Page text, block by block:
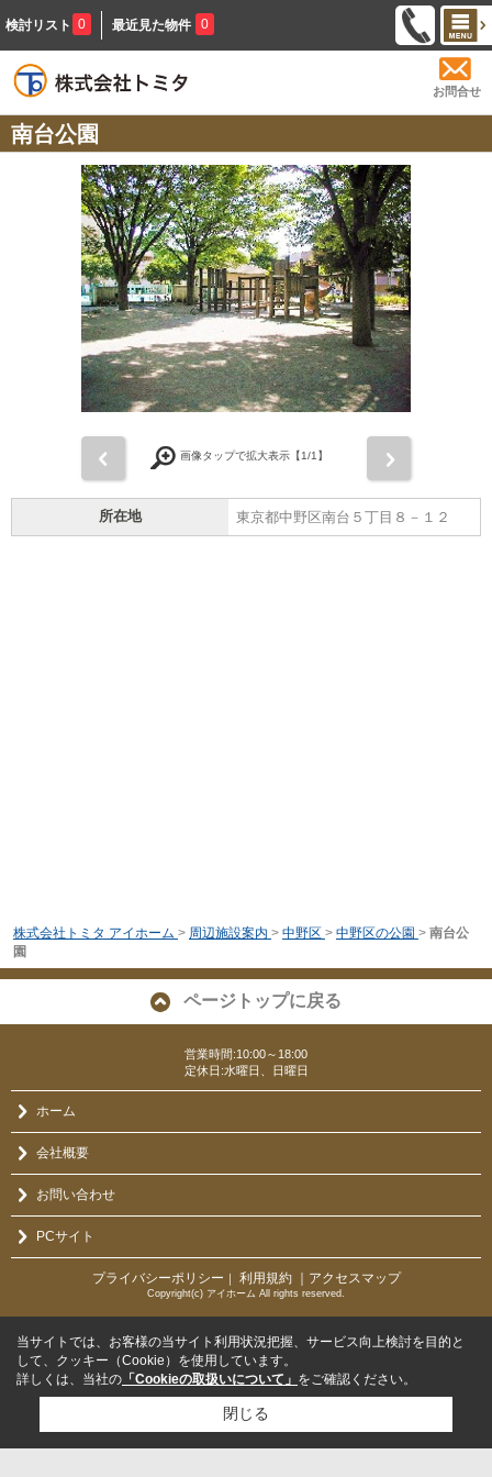
検討リスト 0 最近見た物件 0
お問合せ
南台公園
画像タップで拡大表示【1/1】
所在地 東京都中野区南台５丁目８－１２
株式会社トミタ アイホーム > 周辺施設案内 > 中野区 > 中野区の公園 > 南台公
園
ページトップに戻る
営業時間:10:00～18:00
定休日:水曜日、日曜日
ホーム
会社概要
お問い合わせ
PCサイト
プライバシーポリシー ｜ 利用規約 ｜アクセスマップ
Copyright(c) アイホーム All rights reserved.
当サイトでは、お客様の当サイト利用状況把握、サービス向上検討を目的と
して、クッキー（Cookie）を使用しています。
詳しくは、当社の 「Cookieの取扱いについて」 をご確認ください。
閉じる